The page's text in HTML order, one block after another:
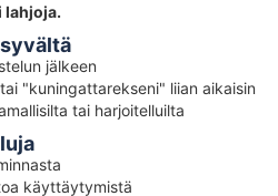
lahjoja.
jälkeen
"kuningattarekseni" liian aikaisin
tai harjoitelluilta
käyttäytymistä